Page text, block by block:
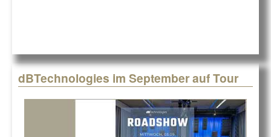
dBTechnologies im September auf Tour